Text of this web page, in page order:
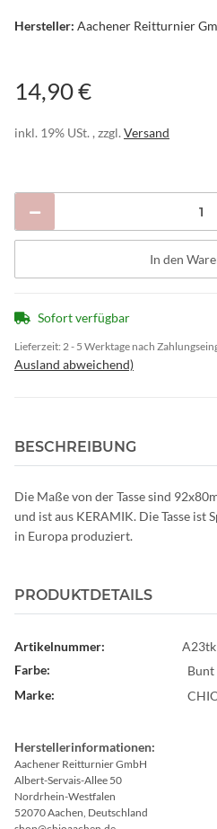
Hersteller: Aachener Reitturnier
14,90 €
inkl. 19% USt. , zzgl. Versand
In den
Sofort verfügbar
Lieferzeit: 2 - 5 Werktage nach
Ausland abweichend)
BESCHREIBUNG
Die Maße von der Tasse sind
und ist aus KERAMIK. Die Tasse ist
in Europa produziert.
PRODUKTDETAILS
Artikelnummer:
A23tk
Farbe:
Bunt
Marke:
Herstellerinformationen:
Aachener Reitturnier GmbH
Albert-Servais-Allee 50
Nordrhein-Westfalen
52070 Aachen, Deutschland